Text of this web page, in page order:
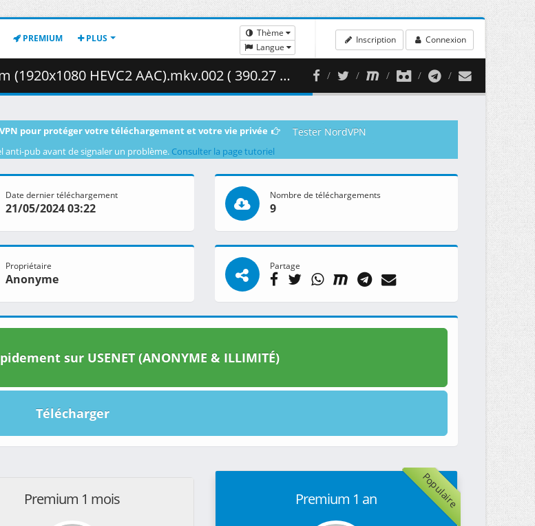
PREMIUM PLUS
Thème
Langue
Inscription Connexion
HEVC2 AAC).mkv.002 ( 390.27 MB )
pour protéger votre téléchargement et votre vie privée Tester NordVPN
anti-pub avant de signaler un problème. Consulter la page tutoriel
Date dernier téléchargement
21/05/2024 03:22
Nombre de téléchargements
9
Propriétaire
Anonyme
Partage
sur USENET (ANONYME & ILLIMITÉ)
Télécharger
Premium 1 mois Populaire
Premium 1 an